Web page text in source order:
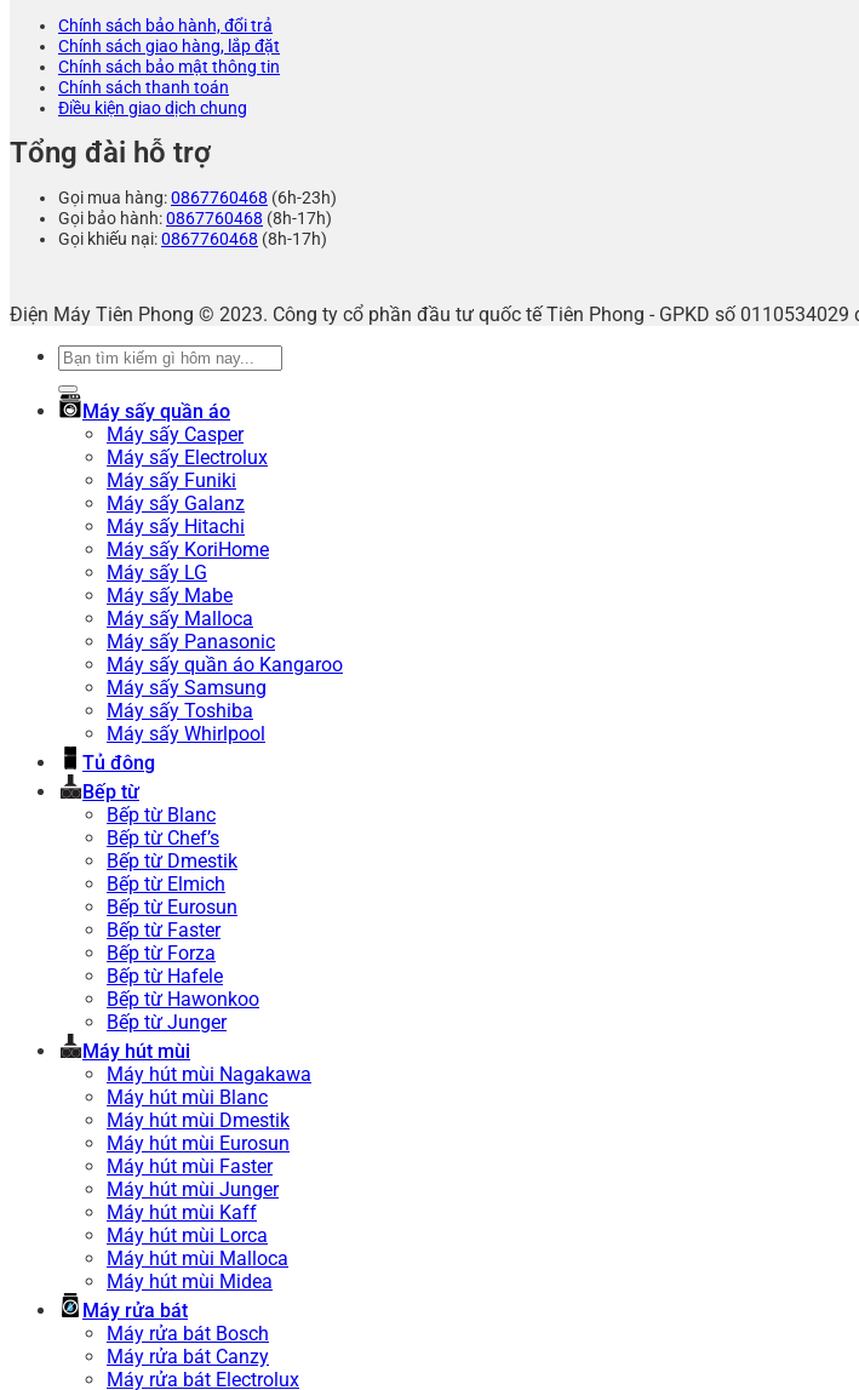
Chính sách bảo hành, đổi trả
Chính sách giao hàng, lắp đặt
Chính sách bảo mật thông tin
Chính sách thanh toán
Điều kiện giao dịch chung
Tổng đài hỗ trợ
Gọi mua hàng:0867760468 (6h-23h)
Gọi bảo hành:0867760468 (8h-17h)
Gọi khiếu nại:0867760468 (8h-17h)
Điện Máy Tiên Phong © 2023. Công ty cổ phần đầu tư quốc tế Tiên Phong - GPKD số
Tìm
Máy sấy quần áo
Máy sấy Casper
Máy sấy Electrolux
Máy sấy Funiki
Máy sấy Galanz
Máy sấy Hitachi
Máy sấy KoriHome
Máy sấy LG
Máy sấy Mabe
Máy sấy Malloca
Máy sấy Panasonic
Máy sấy quần áo Kangaroo
Máy sấy Samsung
Máy sấy Toshiba
Máy sấy Whirlpool
Tủ đông
Bếp từ
Bếp từ Blanc
Bếp từ Chef’s
Bếp từ Dmestik
Bếp từ Elmich
Bếp từ Eurosun
Bếp từ Faster
Bếp từ Forza
Bếp từ Hafele
Bếp từ Hawonkoo
Bếp từ Junger
Máy hút mùi
Máy hút mùi Nagakawa
Máy hút mùi Blanc
Máy hút mùi Dmestik
Máy hút mùi Eurosun
Máy hút mùi Faster
Máy hút mùi Junger
Máy hút mùi Kaff
Máy hút mùi Lorca
Máy hút mùi Malloca
Máy hút mùi Midea
Máy rửa bát
Máy rửa bát Bosch
Máy rửa bát Canzy
Máy rửa bát Electrolux